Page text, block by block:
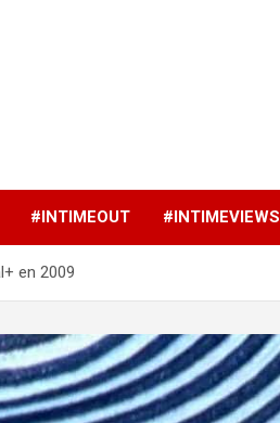
#INTIMEOUT #INTIMEVIEWS
en 2009